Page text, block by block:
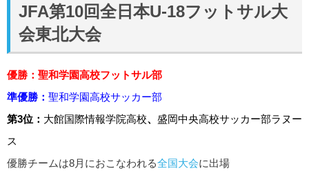
JFA第10回全日本U-18フットサル大
会東北大会
優勝：聖和学園高校フットサル部
準優勝： 聖和学園高校サッカー部
第3位： 大館国際情報学院高校、 盛岡中央高校サッカー部ラヌー
ス
優勝チームは8月におこなわれる全国大会に出場